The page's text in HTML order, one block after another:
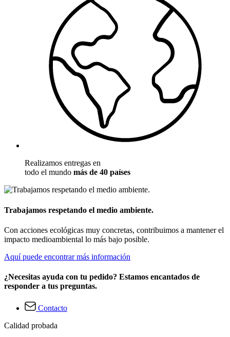
Realizamos entregas en
todo el mundo más de 40 países
Trabajamos respetando el medio ambiente.
Con acciones ecológicas muy concretas, contribuimos a mantener el
impacto medioambiental lo más bajo posible.
Aquí puede encontrar más información
¿Necesitas ayuda con tu pedido? Estamos encantados de
responder a tus preguntas.
Contacto
Calidad probada